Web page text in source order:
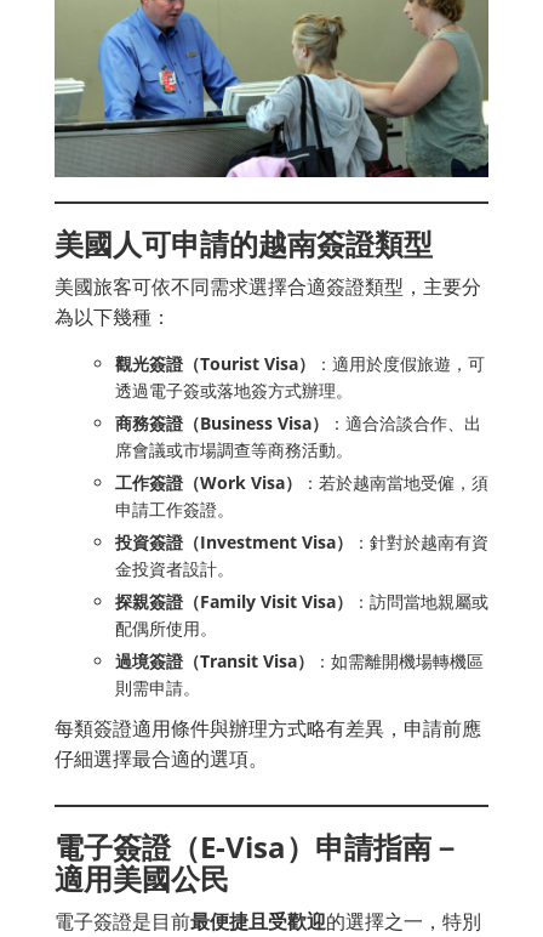
美國人可申請的越南簽證類型
美國旅客可依不同需求選擇合適簽證類型，主要分
為以下幾種：
觀光簽證（Tourist Visa）
：適用於度假旅遊，可
透過電子簽或落地簽方式辦理。
商務簽證（Business Visa）
：適合洽談合作、出
席會議或市場調查等商務活動。
工作簽證（Work Visa）
：若於越南當地受僱，須
申請工作簽證。
投資簽證（Investment Visa）
：針對於越南有資
金投資者設計。
探親簽證（Family Visit Visa）
：訪問當地親屬或
配偶所使用。
過境簽證（Transit Visa）
：如需離開機場轉機區
則需申請。
每類簽證適用條件與辦理方式略有差異，申請前應
仔細選擇最合適的選項。
電子簽證（E-Visa）申請指南－
適用美國公民
電子簽證是目前最便捷且受歡迎的選擇之一，特別